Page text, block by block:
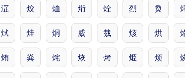
淽 烄 烅 烆 烇 烈 烉
烒 烓 烔 烕 烖 烗 烘
烠 烡 烢 烣 烤 烥 烦